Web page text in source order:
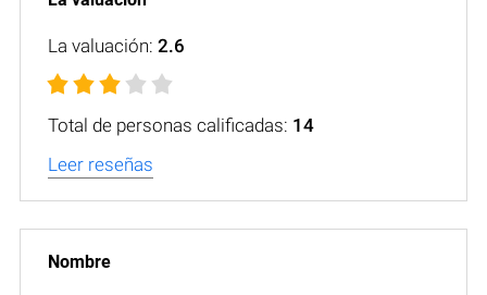
La valuación: 2.6
Total de personas calificadas: 14
Leer reseñas